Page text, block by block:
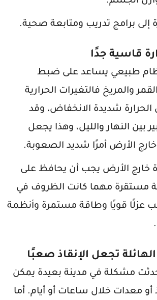
برامج تدريب ومتابعة صحية.
طبيعي يساعد على ضبط
والمريخ فالتغيرات الحرارية
شديدة الانخفاض، وقد
بين النهار والليل، وهذا يجعل
الأرض أمرًا شديد الصعوبة.
خارج الأرض يجب أن يحافظ على
مستقرة مهما كانت الظروف في
عزلًا قويًا وطاقة مستمرة وأنظمة
حدثت مشكلة في مدينة بعيدة يمكن
أو معدات خلال ساعات أو أيام. أما